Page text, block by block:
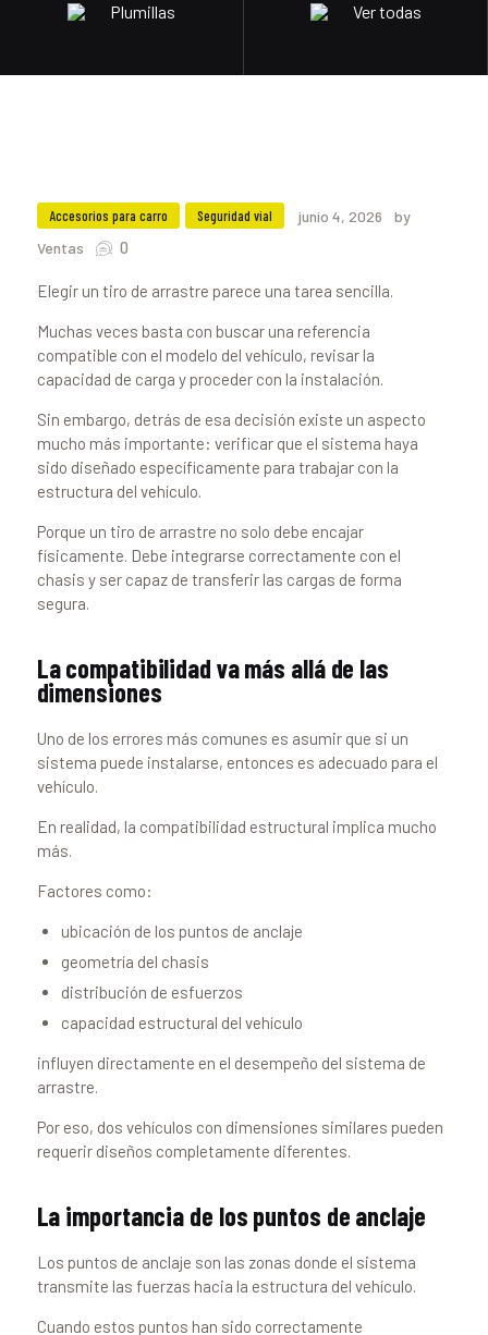
Plumillas Ver todas
Accesorios para carro Seguridad vial junio 4, 2026
by
Ventas
0
Elegir un tiro de arrastre parece una tarea sencilla.
Muchas veces basta con buscar una referencia
compatible con el modelo del vehículo, revisar la
capacidad de carga y proceder con la instalación.
Sin embargo, detrás de esa decisión existe un aspecto
mucho más importante: verificar que el sistema haya
sido diseñado específicamente para trabajar con la
estructura del vehículo.
Porque un tiro de arrastre no solo debe encajar
físicamente. Debe integrarse correctamente con el
chasis y ser capaz de transferir las cargas de forma
segura.
La compatibilidad va más allá de las
dimensiones
Uno de los errores más comunes es asumir que si un
sistema puede instalarse, entonces es adecuado para el
vehículo.
En realidad, la compatibilidad estructural implica mucho
más.
Factores como:
ubicación de los puntos de anclaje
geometría del chasis
distribución de esfuerzos
capacidad estructural del vehículo
influyen directamente en el desempeño del sistema de
arrastre.
Por eso, dos vehículos con dimensiones similares pueden
requerir diseños completamente diferentes.
La importancia de los puntos de anclaje
Los puntos de anclaje son las zonas donde el sistema
transmite las fuerzas hacia la estructura del vehículo.
Cuando estos puntos han sido correctamente